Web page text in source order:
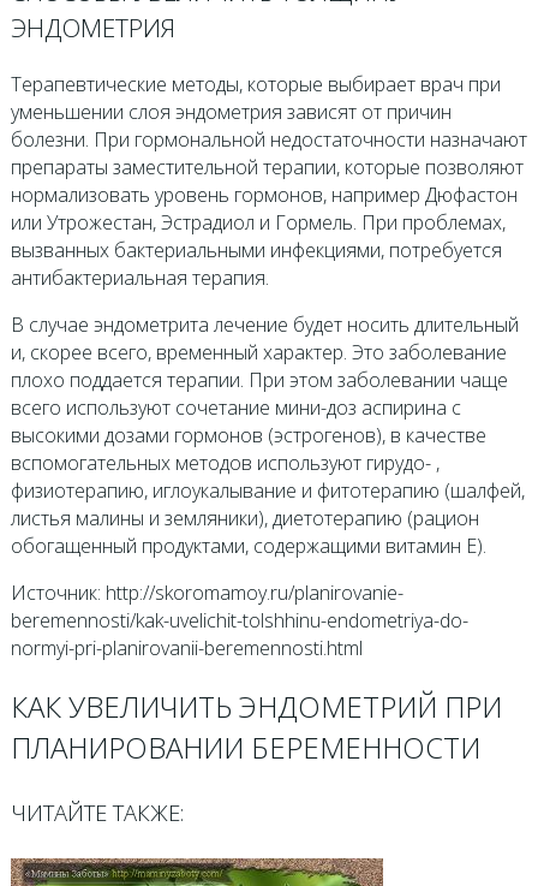
ЭНДОМЕТРИЯ
Терапевтические методы, которые выбирает врач при
уменьшении слоя эндометрия зависят от причин
болезни. При гормональной недостаточности назначают
препараты заместительной терапии, которые позволяют
нормализовать уровень гормонов, например Дюфастон
или Утрожестан, Эстрадиол и Гормель. При проблемах,
вызванных бактериальными инфекциями, потребуется
антибактериальная терапия.
В случае эндометрита лечение будет носить длительный
и, скорее всего, временный характер. Это заболевание
плохо поддается терапии. При этом заболевании чаще
всего используют сочетание мини-доз аспирина с
высокими дозами гормонов (эстрогенов), в качестве
вспомогательных методов используют гирудо- ,
физиотерапию, иглоукалывание и фитотерапию (шалфей,
листья малины и земляники), диетотерапию (рацион
обогащенный продуктами, содержащими витамин Е).
Источник: http://skoromamoy.ru/planirovanie-
beremennosti/kak-uvelichit-tolshhinu-endometriya-do-
normyi-pri-planirovanii-beremennosti.html
КАК УВЕЛИЧИТЬ ЭНДОМЕТРИЙ ПРИ
ПЛАНИРОВАНИИ БЕРЕМЕННОСТИ
ЧИТАЙТЕ ТАКЖЕ: